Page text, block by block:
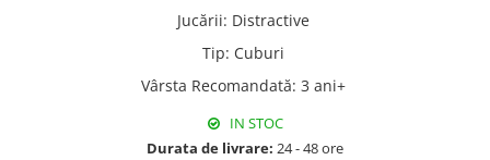
Jucării: Distractive
Tip: Cuburi
Vârsta Recomandată: 3 ani+
IN STOC
Durata de livrare: 24 - 48 ore